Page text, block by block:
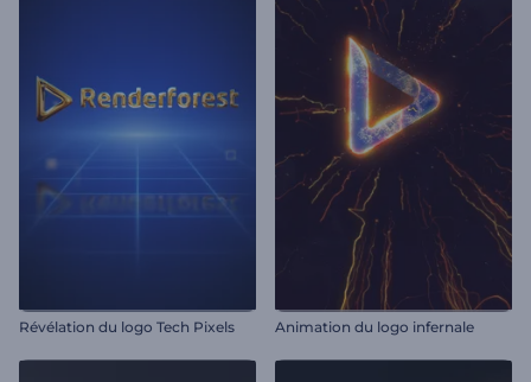
Révélation du logo Tech Pixels Animation du logo infernale